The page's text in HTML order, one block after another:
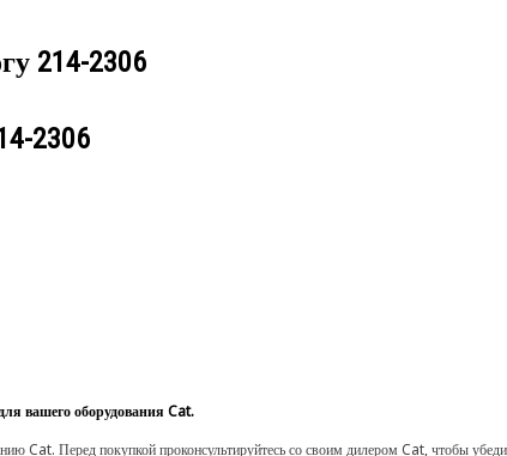
214-2306
2306
вашего оборудования Cat.
Cat. Перед покупкой проконсультируйтесь со своим дилером Cat, чтобы